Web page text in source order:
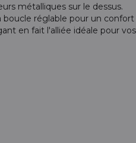
métalliques sur le dessus.
réglable pour un confort
en fait l'alliée idéale pour vos